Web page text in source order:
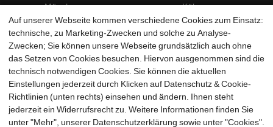
München
Frankfurt am Main
Düsseldorf
Essen
Dresden
Hannover
Duisburg
Wuppertal
Bonn
Köln
Stuttgart
Dortmund
Bremen
Leipzig
Nürnberg
Bochum
Bielefeld
Auf unserer Webseite kommen verschiedene Cookies zum Einsatz:
technische, zu Marketing-Zwecken und solche zu Analyse-
Zwecken; Sie können unsere Webseite grundsätzlich auch ohne
das Setzen von Cookies besuchen. Hiervon ausgenommen sind die
technisch notwendigen Cookies. Sie können die aktuellen
Einstellungen jederzeit durch Klicken auf Datenschutz & Cookie-
Richtlinien (unten rechts) einsehen und ändern. Ihnen steht
jederzeit ein Widerrufsrecht zu. Weitere Informationen finden Sie
unter "Mehr", unserer Datenschutzerklärung sowie unter "Cookies".